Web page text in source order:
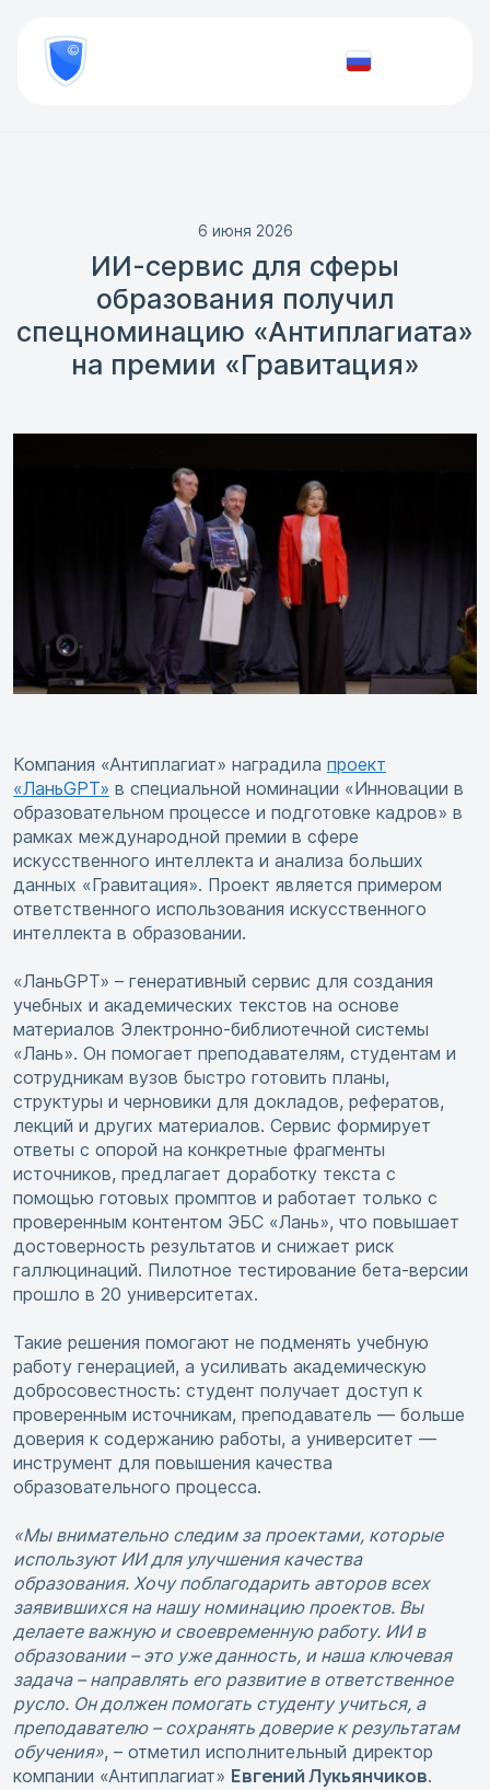
800
777-
81-Проверить
6 июня 2026
ИИ-сервис для сферы
образования получил
спецноминацию «Антиплагиата»
на премии «Гравитация»
Компания «Антиплагиат» наградила проект
«ЛаньGPT» в специальной номинации «Инновации в
образовательном процессе и подготовке кадров» в
рамках международной премии в сфере
искусственного интеллекта и анализа больших
данных «Гравитация». Проект является примером
ответственного использования искусственного
интеллекта в образовании.
«ЛаньGPT» – генеративный сервис для создания
учебных и академических текстов на основе
материалов Электронно-библиотечной системы
«Лань». Он помогает преподавателям, студентам и
сотрудникам вузов быстро готовить планы,
структуры и черновики для докладов, рефератов,
лекций и других материалов. Сервис формирует
ответы с опорой на конкретные фрагменты
источников, предлагает доработку текста с
помощью готовых промптов и работает только с
проверенным контентом ЭБС «Лань», что повышает
достоверность результатов и снижает риск
галлюцинаций. Пилотное тестирование бета-версии
прошло в 20 университетах.
Такие решения помогают не подменять учебную
работу генерацией, а усиливать академическую
добросовестность: студент получает доступ к
проверенным источникам, преподаватель — больше
доверия к содержанию работы, а университет —
инструмент для повышения качества
образовательного процесса.
«Мы внимательно следим за проектами, которые
используют ИИ для улучшения качества
образования. Хочу поблагодарить авторов всех
заявившихся на нашу номинацию проектов. Вы
делаете важную и своевременную работу. ИИ в
образовании – это уже данность, и наша ключевая
задача – направлять его развитие в ответственное
русло. Он должен помогать студенту учиться, а
преподавателю – сохранять доверие к результатам
обучения», – отметил исполнительный директор
компании «Антиплагиат» Евгений Лукьянчиков.